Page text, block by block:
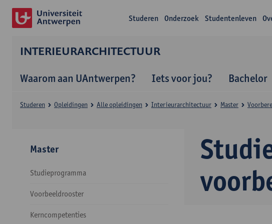
Studeren Onderzoek Studentenleven
INTERIEURARCHITECTUUR
Waarom aan UAntwerpen? Iets voor jou? Bachelor
Studeren Opleidingen Alle opleidingen Interieurarchitectuur Master
Master
Studieprogramma
Voorbeeldrooster
Kerncompetenties